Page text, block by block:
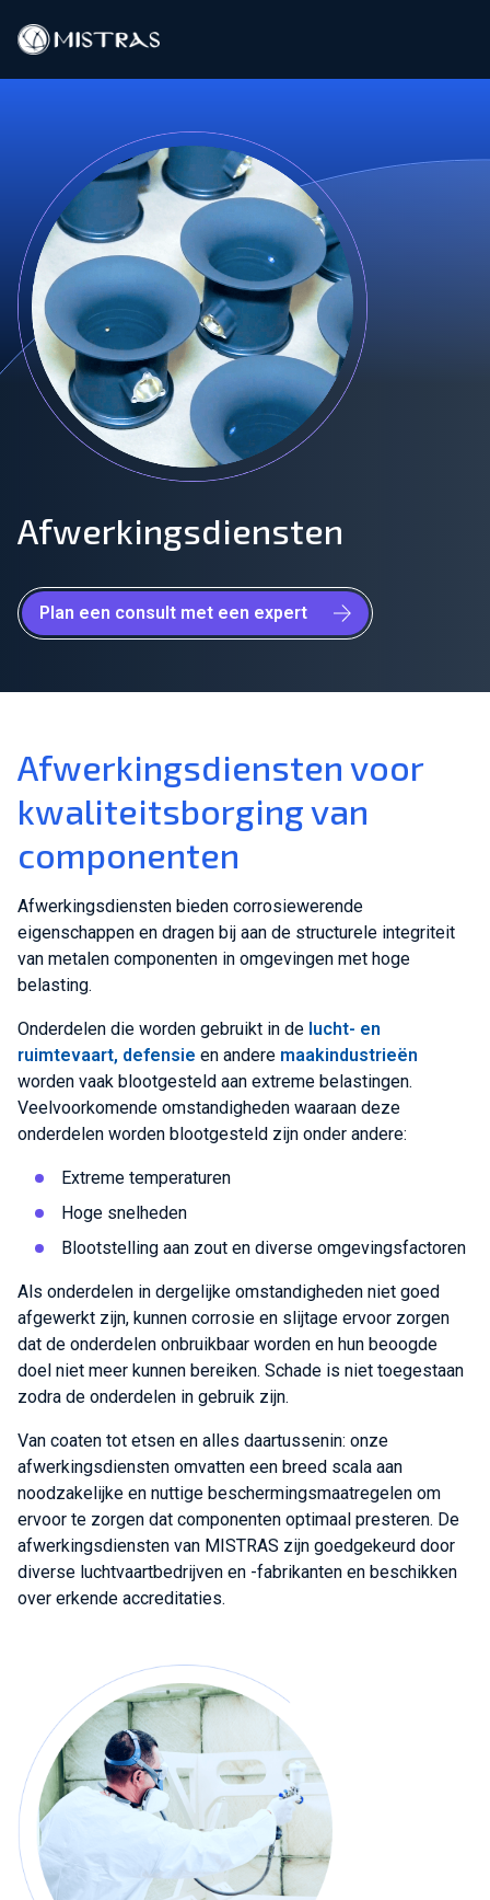
Buitendienst
Laboratoriumdiensten
Producten
Industrieën
Bronnen
Contact
Sluit je aan bij ons team!
Over ons
NL
Wereldwijd
Afwerkingsdiensten
Plan een consult met een expert
Afwerkingsdiensten voor
kwaliteitsborging van
componenten
Afwerkingsdiensten bieden corrosiewerende
eigenschappen en dragen bij aan de structurele integriteit
van metalen componenten in omgevingen met hoge
belasting.
Onderdelen die worden gebruikt in de lucht- en
ruimtevaart, defensie en andere maakindustrieën
worden vaak blootgesteld aan extreme belastingen.
Veelvoorkomende omstandigheden waaraan deze
onderdelen worden blootgesteld zijn onder andere:
Extreme temperaturen
Hoge snelheden
Blootstelling aan zout en diverse omgevingsfactoren
Als onderdelen in dergelijke omstandigheden niet goed
afgewerkt zijn, kunnen corrosie en slijtage ervoor zorgen
dat de onderdelen onbruikbaar worden en hun beoogde
doel niet meer kunnen bereiken. Schade is niet toegestaan
zodra de onderdelen in gebruik zijn.
Van coaten tot etsen en alles daartussenin: onze
afwerkingsdiensten omvatten een breed scala aan
noodzakelijke en nuttige beschermingsmaatregelen om
ervoor te zorgen dat componenten optimaal presteren. De
afwerkingsdiensten van MISTRAS zijn goedgekeurd door
diverse luchtvaartbedrijven en -fabrikanten en beschikken
over erkende accreditaties.